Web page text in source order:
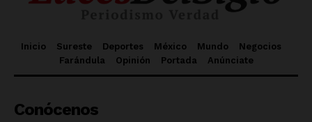
Inicio Sureste Deportes México Mundo
Negocios
Farándula
Opinión Portada Anúnciate
Conócenos